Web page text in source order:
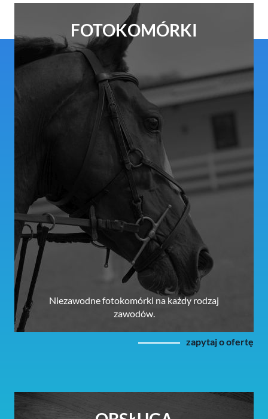
FOTOKOMÓRKI
Niezawodne fotokomórki na każdy rodzaj
zawodów.
zapytaj o ofertę